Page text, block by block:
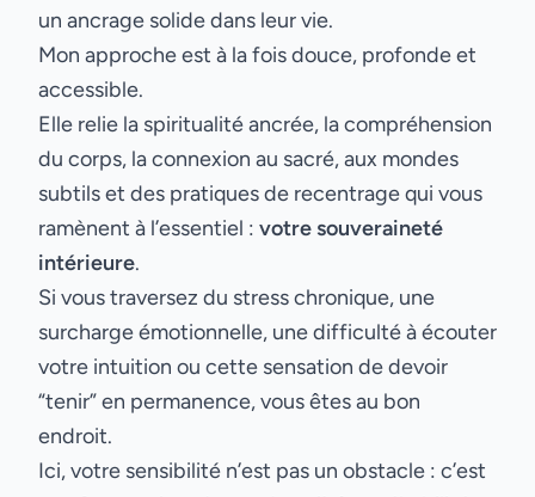
un ancrage solide dans leur vie.
Mon approche est à la fois douce, profonde et
accessible.
Elle relie la spiritualité ancrée, la compréhension
du corps, la connexion au sacré, aux mondes
subtils et des pratiques de recentrage qui vous
ramènent à l’essentiel : votre souveraineté
intérieure.
Si vous traversez du stress chronique, une
surcharge émotionnelle, une difficulté à écouter
votre intuition ou cette sensation de devoir
“tenir” en permanence, vous êtes au bon
endroit.
Ici, votre sensibilité n’est pas un obstacle : c’est